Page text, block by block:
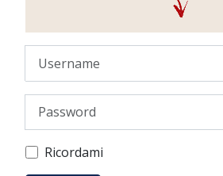
Password
Ricordami